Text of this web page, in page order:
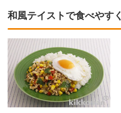
和風テイストで食べやすく